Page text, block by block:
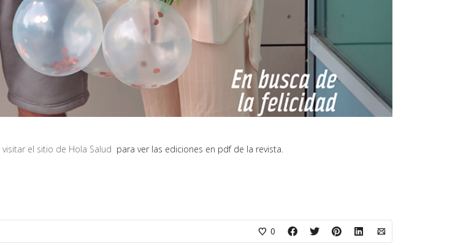
visitar el sitio de Hola Salud para ver las ediciones en pdf de la revista.
0